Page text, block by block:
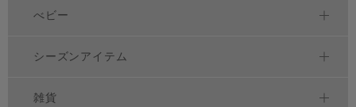
べビー
シーズンアイテム
雑貨